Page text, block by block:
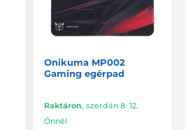
Onikuma MP002
Gaming egérpad
Raktáron, szerdán 8. 12.
Önnél